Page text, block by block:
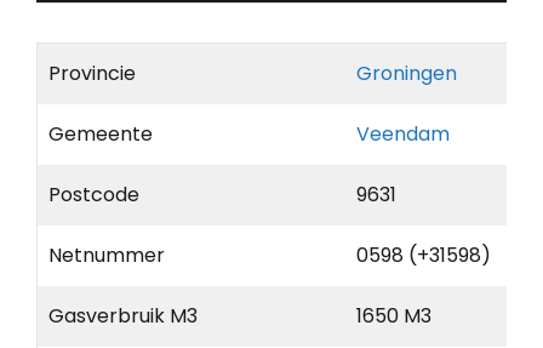
Provincie Groningen
Gemeente Veendam
Postcode 9631
Netnummer 0598 (+31598)
Gasverbruik M3 1650 M3